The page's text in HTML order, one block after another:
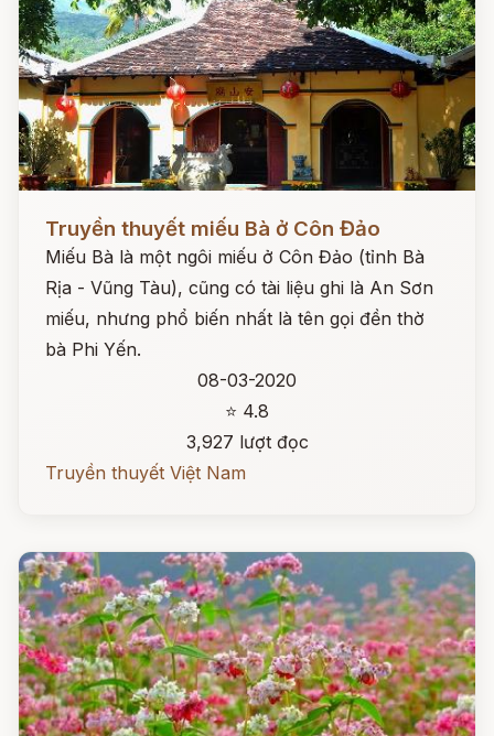
Đọc ngay
Truyền thuyết miếu Bà ở Côn Đảo
Miếu Bà là một ngôi miếu ở Côn Đảo (tỉnh Bà
Rịa - Vũng Tàu), cũng có tài liệu ghi là An Sơn
miếu, nhưng phổ biến nhất là tên gọi đền thờ
bà Phi Yến.
08-03-2020
⭐ 4.8
3,927 lượt đọc
Truyền thuyết Việt Nam